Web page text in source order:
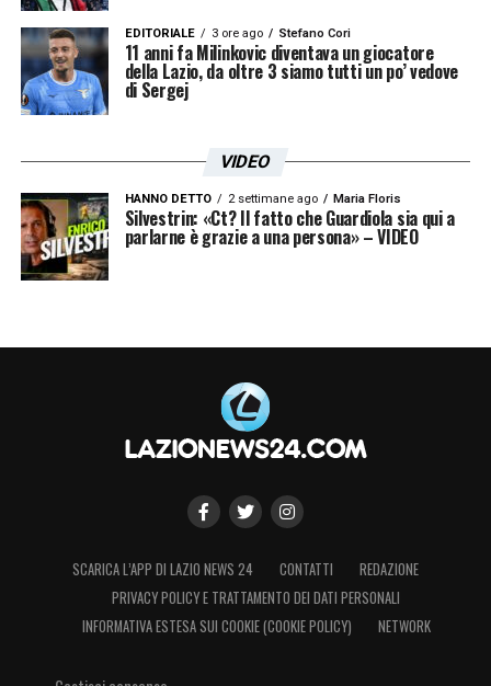
EDITORIALE 3 ore ago Stefano Cori
11 anni fa Milinkovic diventava un giocatore
della Lazio, da oltre 3 siamo tutti un po’ vedove
di Sergej
VIDEO
HANNO DETTO 2 settimane ago Maria Floris
Silvestrin: «Ct? Il fatto che Guardiola sia qui a
parlarne è grazie a una persona» – VIDEO
SCARICA L’APP DI LAZIO NEWS 24 CONTATTI
REDAZIONE
PRIVACY POLICY E TRATTAMENTO DEI DATI PERSONALI
INFORMATIVA ESTESA SUI COOKIE (COOKIE POLICY)
NETWORK